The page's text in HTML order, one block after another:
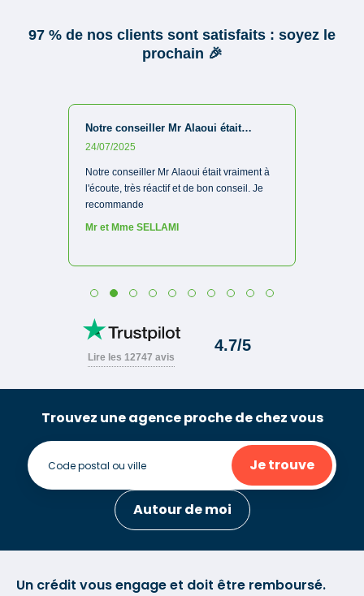
Trouvez une agence proche de chez vous
Je trouve
Autour de moi
Un crédit vous engage et doit être remboursé.